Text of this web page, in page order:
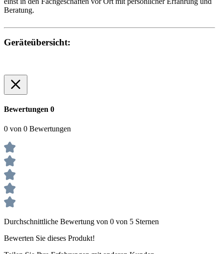
Beratung.
Geräteübersicht:
Bewertungen 0
0 von 0 Bewertungen
Durchschnittliche Bewertung von 0 von 5 Sternen
Bewerten Sie dieses Produkt!